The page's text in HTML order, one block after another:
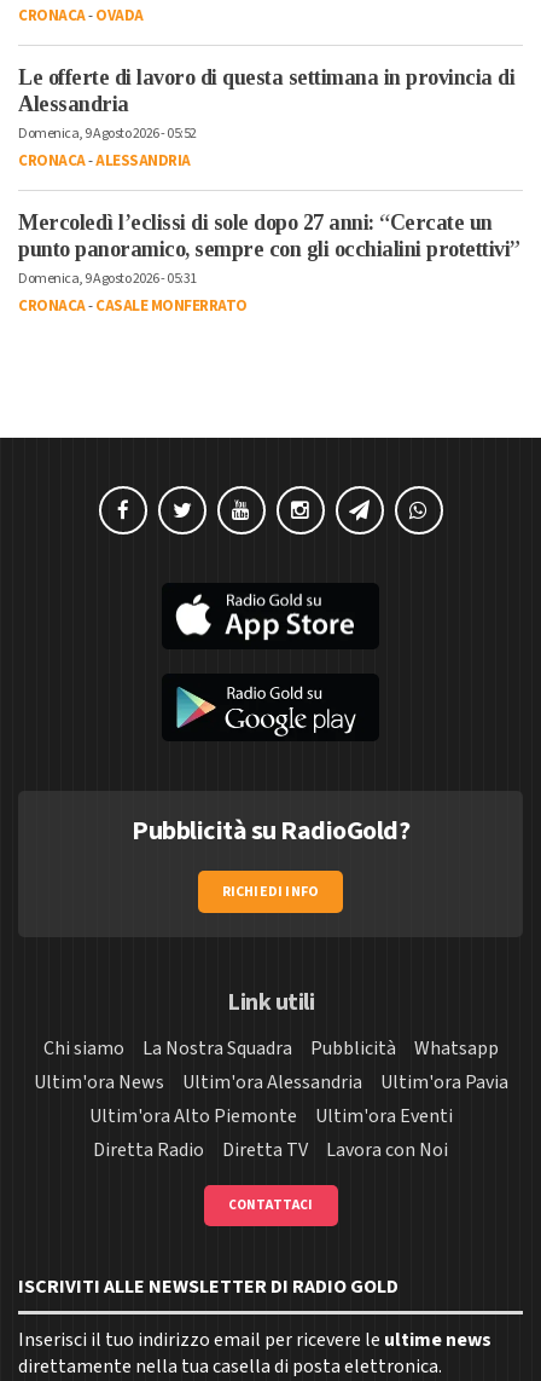
CRONACA-OVADA
Le offerte di lavoro di questa settimana in provincia di
Alessandria
Domenica, 9 Agosto 2026 - 05:52
CRONACA-ALESSANDRIA
Mercoledì l’eclissi di sole dopo 27 anni: “Cercate un
punto panoramico, sempre con gli occhialini protettivi”
Domenica, 9 Agosto 2026 - 05:31
CRONACA-CASALE MONFERRATO
Pubblicità su RadioGold?
RICHIEDI INFO
Link utili
Chi siamo La Nostra Squadra Pubblicità
Whatsapp
Ultim'ora News
Ultim'ora Alessandria
Ultim'ora Pavia
Ultim'ora Alto Piemonte
Ultim'ora Eventi
Diretta Radio
Diretta TV Lavora con Noi
CONTATTACI
ISCRIVITI ALLE NEWSLETTER DI RADIO GOLD
Inserisci il tuo indirizzo email per ricevere le ultime news
direttamente nella tua casella di posta elettronica.